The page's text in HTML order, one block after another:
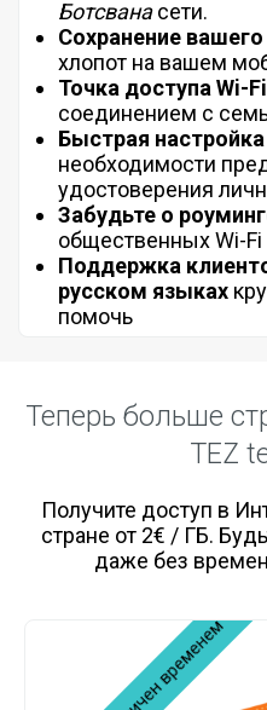
Ботсванасети.
Сохранение
хлопот на вашем
Точка доступа Wi-
соединением с
Быстрая
необходимости
удостоверения
Забудьте о
общественных Wi-Fi
Поддержка
русском языках
помочь
Теперь больше
TEZ
Получите доступ в
стране от 2€ / ГБ.
даже без